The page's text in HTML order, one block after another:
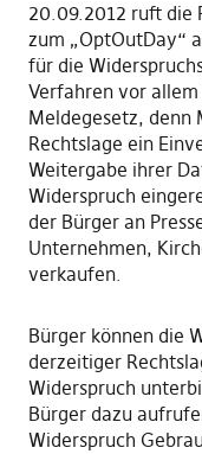
20.09.2012 ruft die
zum „OptOutDay“
für die
Verfahren vor
Meldegesetz,
Rechtslage ein
Weitergabe ihrer
Widerspruch
der Bürger an
Unternehmen,
verkaufen.
Bürger können die
derzeitiger
Widerspruch
Bürger dazu
Widerspruch